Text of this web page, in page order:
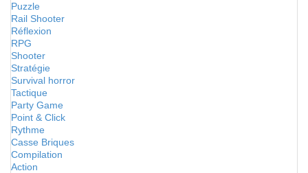
Puzzle
Rail Shooter
Réflexion
RPG
Shooter
Stratégie
Survival horror
Tactique
Party Game
Point & Click
Rythme
Casse Briques
Compilation
Action